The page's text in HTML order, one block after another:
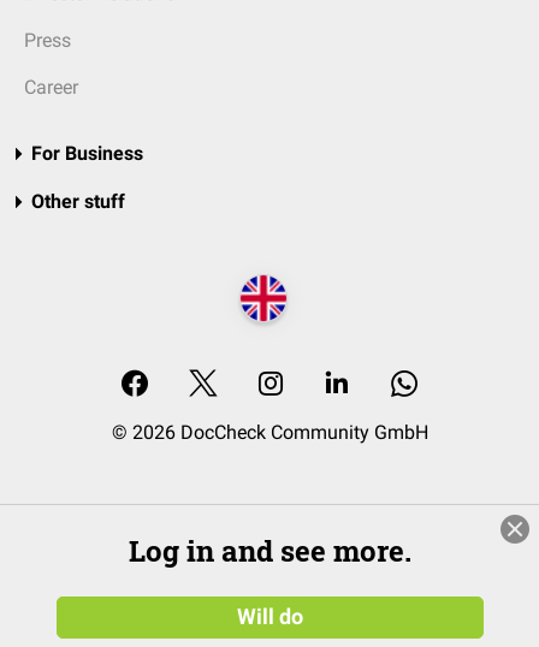
Press
Career
For Business
Other stuff
© 2026 DocCheck Community GmbH
Log in and see more.
Will do